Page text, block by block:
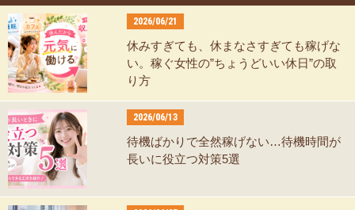
2026/06/21
休みすぎても、休まなさすぎても稼げな
い。稼ぐ女性の”ちょうどいい休日”の取
り方
2026/06/13
待機ばかりで全然稼げない…待機時間が
長いに役立つ対策5選